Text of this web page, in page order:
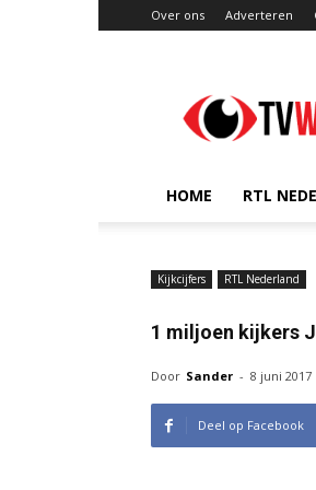
Over ons Adverteren
HOME RTL
Kijkcijfers RTL Nederland
1 miljoen kijkers
Door Sander - 8 juni 2017
Deel op Facebook